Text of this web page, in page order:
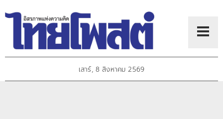
เสาร์, 8 สิงหาคม 2569